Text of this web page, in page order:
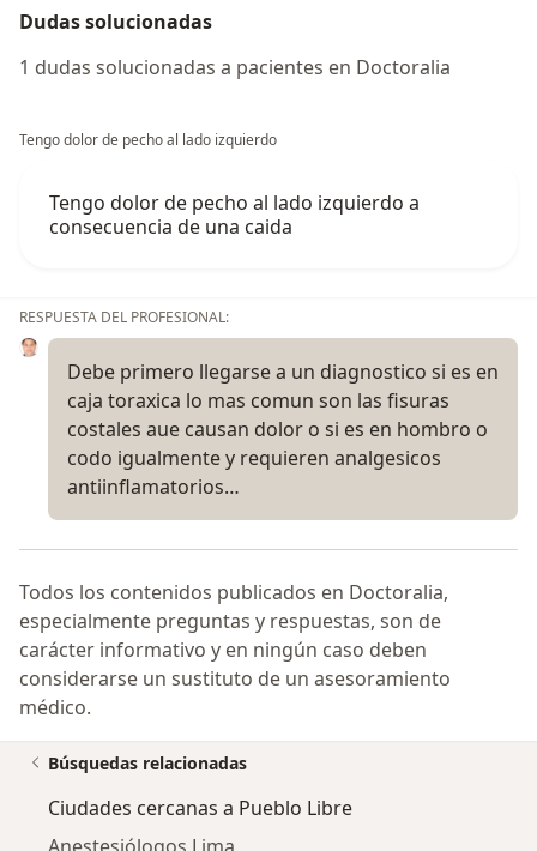
Dudas solucionadas
1 dudas solucionadas a pacientes en Doctoralia
Tengo dolor de pecho al lado izquierdo
Tengo dolor de pecho al lado izquierdo a
consecuencia de una caida
RESPUESTA DEL PROFESIONAL:
Debe primero llegarse a un diagnostico si es en
caja toraxica lo mas comun son las fisuras
costales aue causan dolor o si es en hombro o
codo igualmente y requieren analgesicos
antiinflamatorios…
Todos los contenidos publicados en Doctoralia,
especialmente preguntas y respuestas, son de
carácter informativo y en ningún caso deben
considerarse un sustituto de un asesoramiento
médico.
Búsquedas relacionadas
Ciudades cercanas a Pueblo Libre